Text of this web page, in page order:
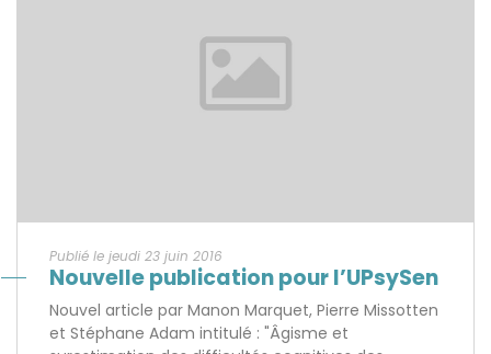
Publié le jeudi 23 juin 2016
Nouvelle publication pour l’UPsySen
Nouvel article par Manon Marquet, Pierre Missotten
et Stéphane Adam intitulé : "Âgisme et